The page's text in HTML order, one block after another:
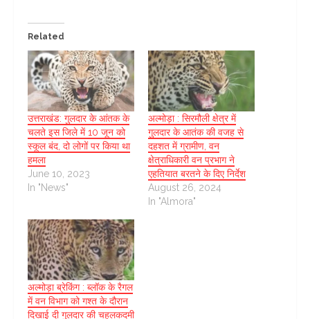
Related
उत्तराखंड: गुलदार के आंतक के
चलते इस जिले में 10 जून को
स्कूल बंद, दो लोगों पर किया था
हमला
June 10, 2023
In "News"
अल्मोड़ा : सिरमौली क्षेत्र में
गुलदार के आतंक की वजह से
दहशत में ग्रामीण, वन
क्षेत्राधिकारी वन प्रभाग ने
एहतियात बरतने के दिए निर्देश
August 26, 2024
In "Almora"
अल्मोड़ा ब्रेकिंग : ब्लॉक के रैगल
में वन विभाग को गश्त के दौरान
दिखाई दी गुलदार की चहलकदमी